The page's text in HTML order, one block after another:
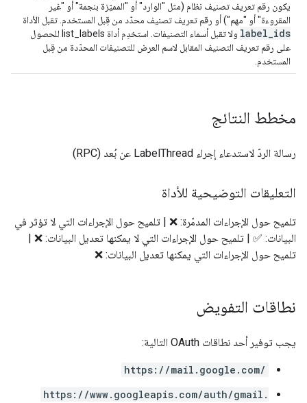
يكون رقم تعريف تصنيف نظام (مثل "الوارد" أو "المميّزة بنجمة" أو "غير
المقروءة" أو "مهم") أو رقم تعريف تصنيف محدّد من قِبل المستخدم. تقبل الأداة
label_ids
ولا تقبل أسماء التصنيفات. استخدِم أداة list_labels للحصول
على رقم تعريف التصنيف المقابل لاسم العرض للتصنيفات المحدّدة من قِبل
المستخدم.
مخطط النتائج
رسالة الردّ لاستدعاء إجراء LabelThread عن بُعد (RPC)
التعليقات التوضيحية للأداة
تلميح حول الإجراءات المدمّرة: ❌ | تلميح حول الإجراءات التي لا تؤثر في
البيانات: ✅ | تلميح حول الإجراءات التي لا يمكنها تعديل البيانات: ❌ |
تلميح حول الإجراءات التي يمكنها تعديل البيانات: ❌
نطاقات التفويض
يجب توفير أحد نطاقات OAuth التالية:
https://mail.google.com/
https://www.googleapis.com/auth/gmail.